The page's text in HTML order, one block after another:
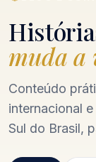
muda a
Conteúdo
internacional
Sul do Brasil,